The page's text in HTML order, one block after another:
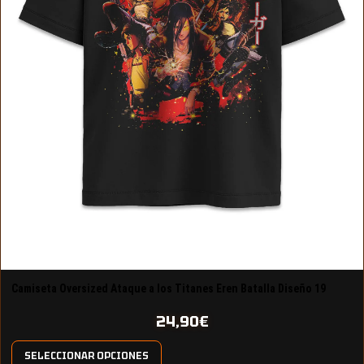
24,90€
SELECCIONAR OPCIONES